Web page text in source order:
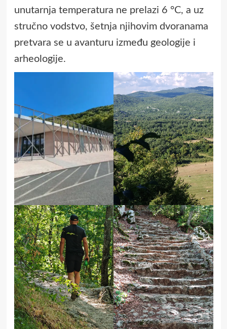
unutarnja temperatura ne prelazi 6 °C, a uz
stručno vodstvo, šetnja njihovim dvoranama
pretvara se u avanturu između geologije i
arheologije.